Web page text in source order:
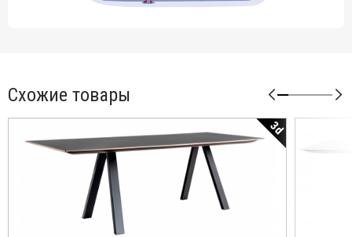
Схожие товары
3d